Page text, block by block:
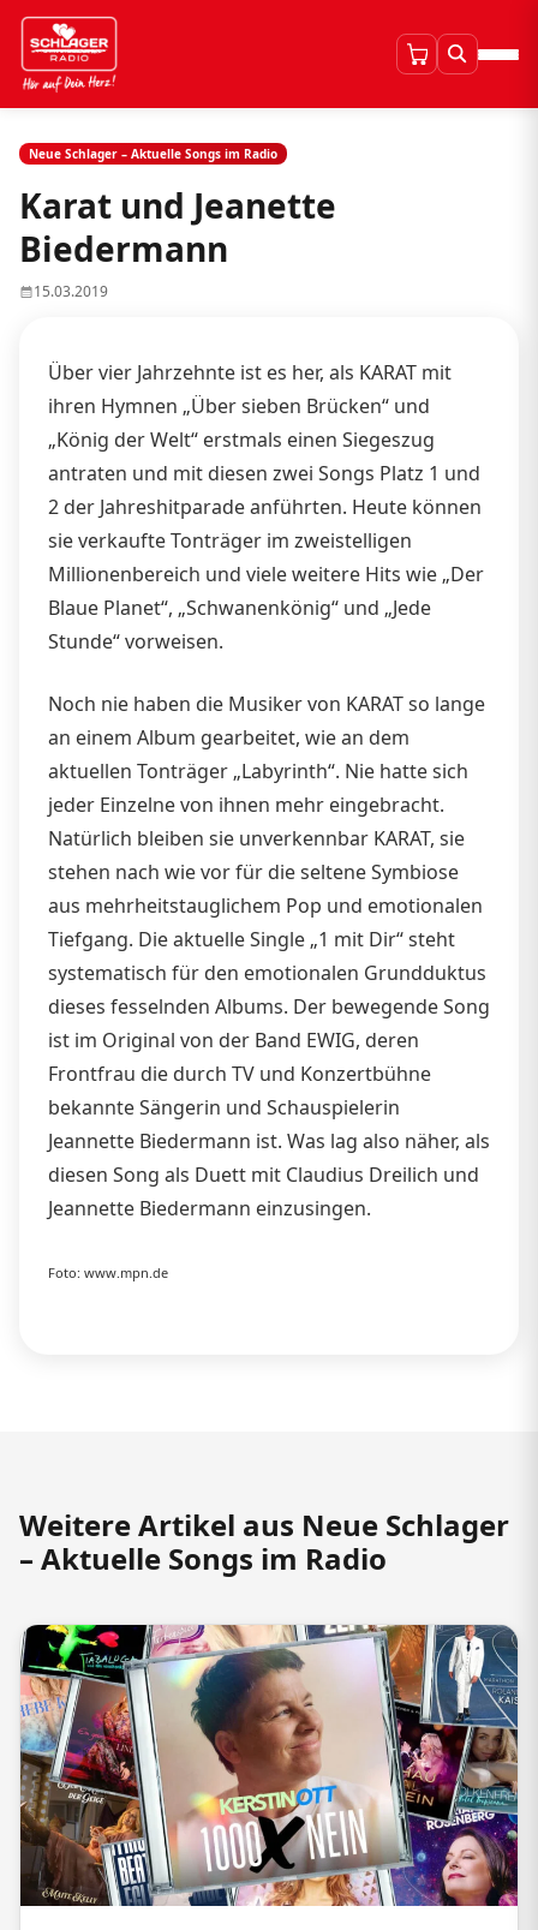
Neue Schlager – Aktuelle Songs im Radio
Karat und Jeanette
Biedermann
15.03.2019
Über vier Jahrzehnte ist es her, als KARAT mit
ihren Hymnen „Über sieben Brücken“ und
„König der Welt“ erstmals einen Siegeszug
antraten und mit diesen zwei Songs Platz 1 und
2 der Jahreshitparade anführten. Heute können
sie verkaufte Tonträger im zweistelligen
Millionenbereich und viele weitere Hits wie „Der
Blaue Planet“, „Schwanenkönig“ und „Jede
Stunde“ vorweisen.
Noch nie haben die Musiker von KARAT so lange
an einem Album gearbeitet, wie an dem
aktuellen Tonträger „Labyrinth“. Nie hatte sich
jeder Einzelne von ihnen mehr eingebracht.
Natürlich bleiben sie unverkennbar KARAT, sie
stehen nach wie vor für die seltene Symbiose
aus mehrheitstauglichem Pop und emotionalen
Tiefgang. Die aktuelle Single „1 mit Dir“ steht
systematisch für den emotionalen Grundduktus
dieses fesselnden Albums. Der bewegende Song
ist im Original von der Band EWIG, deren
Frontfrau die durch TV und Konzertbühne
bekannte Sängerin und Schauspielerin
Jeannette Biedermann ist. Was lag also näher, als
diesen Song als Duett mit Claudius Dreilich und
Jeannette Biedermann einzusingen.
Foto: www.mpn.de
Weitere Artikel aus Neue Schlager
– Aktuelle Songs im Radio